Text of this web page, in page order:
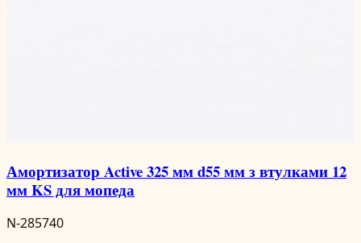
Амортизатор Active 325 мм d55 мм з втулками 12
мм KS для мопеда
N-285740